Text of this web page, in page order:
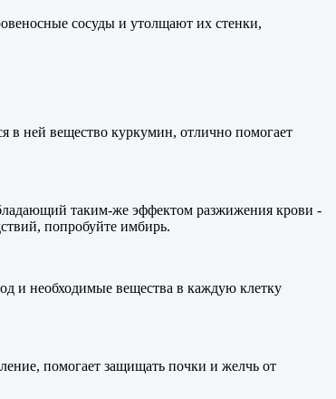
сосуды и утолщают их стенки,
в ней вещество куркумин, отлично помогает
таким-же эффектом разжижения крови -
попробуйте имбирь.
и необходимые вещества в каждую клетку
помогает защищать почки и желчь от